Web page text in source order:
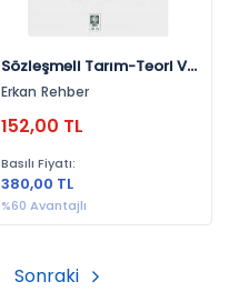
Sözleşmeli Tarım-Teori Ve
Uygulama Erkan Rehber
Erkan Rehber
152,00 TL
Basılı Fiyatı:
380,00 TL
%60 Avantajlı
Sonraki